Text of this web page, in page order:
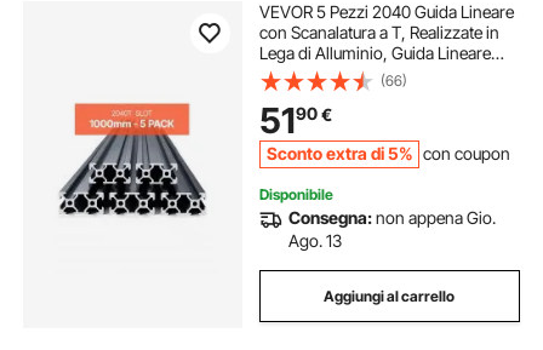
VEVOR 5 Pezzi 2040 Guida Lineare
con Scanalatura a T, Realizzate in
Lega di Alluminio, Guida Lineare
Anodizzata Estruso ad Alta
Resistenza per Stampante,
Incisione Laser, Nero 1000 mm
(66)
5190€
Sconto extra di 5% con coupon
Disponibile
Consegna:non appena Gio.
Ago. 13
Aggiungi al carrello